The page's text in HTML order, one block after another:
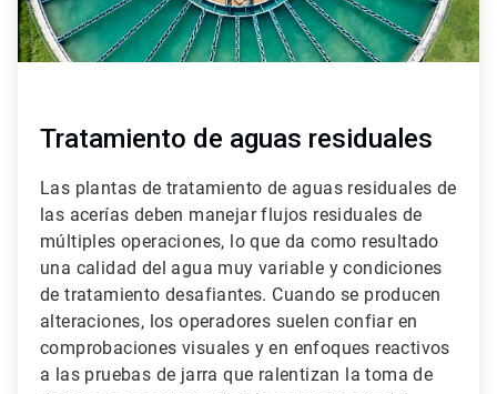
Tratamiento de aguas residuales
Las plantas de tratamiento de aguas residuales de
las acerías deben manejar flujos residuales de
múltiples operaciones, lo que da como resultado
una calidad del agua muy variable y condiciones
de tratamiento desafiantes. Cuando se producen
alteraciones, los operadores suelen confiar en
comprobaciones visuales y en enfoques reactivos
a las pruebas de jarra que ralentizan la toma de